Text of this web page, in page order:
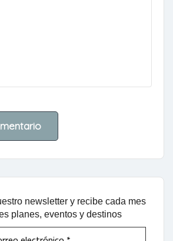
newsletter y recibe cada mes
planes, eventos y destinos